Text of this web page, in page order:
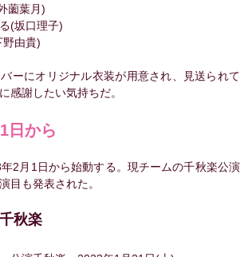
薗葉月)
(坂口理子)
由貴)
ーにオリジナル衣装が用意され、見送られて
感謝したい気持ちだ。
日から
2月1日から始動する。現チームの千秋楽公演
目も発表された。
秋楽